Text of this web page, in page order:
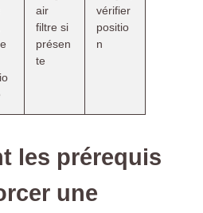
air
filtre si
présen
te
vérifier
positio
n
les prérequis
une